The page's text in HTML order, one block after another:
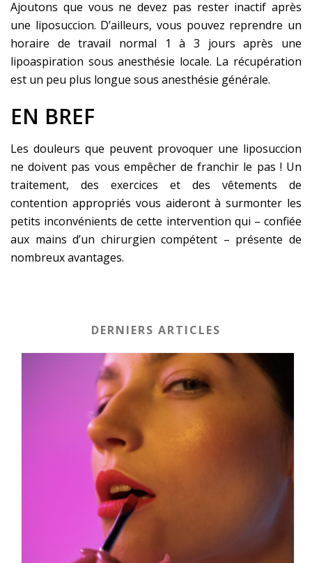
Ajoutons que vous ne devez pas rester inactif après
une liposuccion. D’ailleurs, vous pouvez reprendre un
horaire de travail normal 1 à 3 jours après une
lipoaspiration sous anesthésie locale. La récupération
est un peu plus longue sous anesthésie générale.
EN BREF
Les douleurs que peuvent provoquer une liposuccion
ne doivent pas vous empêcher de franchir le pas ! Un
traitement, des exercices et des vêtements de
contention appropriés vous aideront à surmonter les
petits inconvénients de cette intervention qui – confiée
aux mains d’un chirurgiencompétent – présente de
nombreux avantages.
DERNIERS ARTICLES